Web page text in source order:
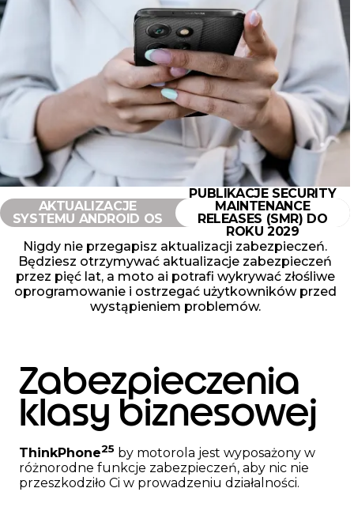
AKTUALIZACJE
SYSTEMU ANDROID OS
PUBLIKACJE SECURITY
MAINTENANCE
RELEASES (SMR) DO
ROKU 2029
Nigdy nie przegapisz aktualizacji zabezpieczeń.
Będziesz otrzymywać aktualizacje zabezpieczeń
przez pięć lat, a moto ai potrafi wykrywać złośliwe
oprogramowanie i ostrzegać użytkowników przed
wystąpieniem problemów.
Zabezpieczenia
klasy biznesowej
ThinkPhone25 by motorola jest wyposażony w
różnorodne funkcje zabezpieczeń, aby nic nie
przeszkodziło Ci w prowadzeniu działalności.